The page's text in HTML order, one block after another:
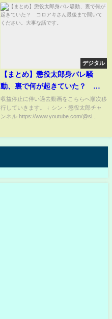
デジタル
【まとめ】懲役太郎身バレ騒
動、裏で何が起きていた？ コ
ロアキさん最後まで聞いてくだ
さい。大事な話です。
収益停止に伴い過去動画をこちらへ順次移
行していきます。 ↓ シン・懲役太郎チャ
ンネル https://www.youtube.com/@si...